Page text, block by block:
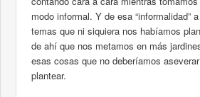
modo informal. Y de esa “informalidad”
temas que ni siquiera nos habíamos
de ahí que nos metamos en más
esas cosas que no deberíamos
plantear.